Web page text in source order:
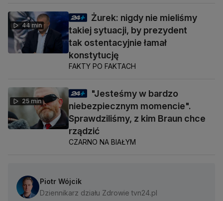
44 min
Żurek: nigdy nie mieliśmy
takiej sytuacji, by prezydent
tak ostentacyjnie łamał
konstytucję
FAKTY PO FAKTACH
25 min
"Jesteśmy w bardzo
niebezpiecznym momencie".
Sprawdziliśmy, z kim Braun chce
rządzić
CZARNO NA BIAŁYM
Piotr Wójcik
Dziennikarz działu Zdrowie tvn24.pl